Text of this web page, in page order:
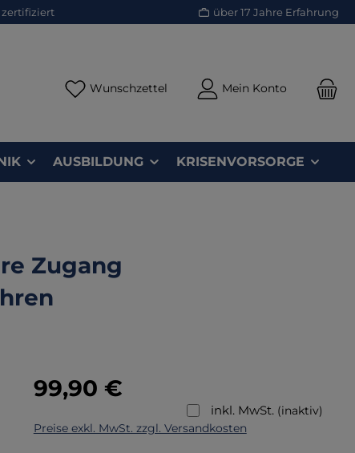
zertifiziert über 17 Jahre Erfahrung
Wunschzettel Du hast 0 Produkte auf dem
Mein Konto
AUSBILDUNG KRISENVORSORGE
Zugang
Regulärer Preis:
99,90 €
inkl. MwSt. (inaktiv)
Preise exkl. MwSt. zzgl. Versandkosten